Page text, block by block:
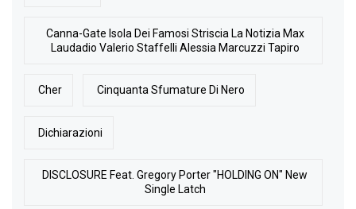
Canna-Gate Isola Dei Famosi Striscia La Notizia Max
Laudadio Valerio Staffelli Alessia Marcuzzi Tapiro
Cher Cinquanta Sfumature Di Nero
Dichiarazioni
DISCLOSURE Feat. Gregory Porter "HOLDING ON" New
Single Latch